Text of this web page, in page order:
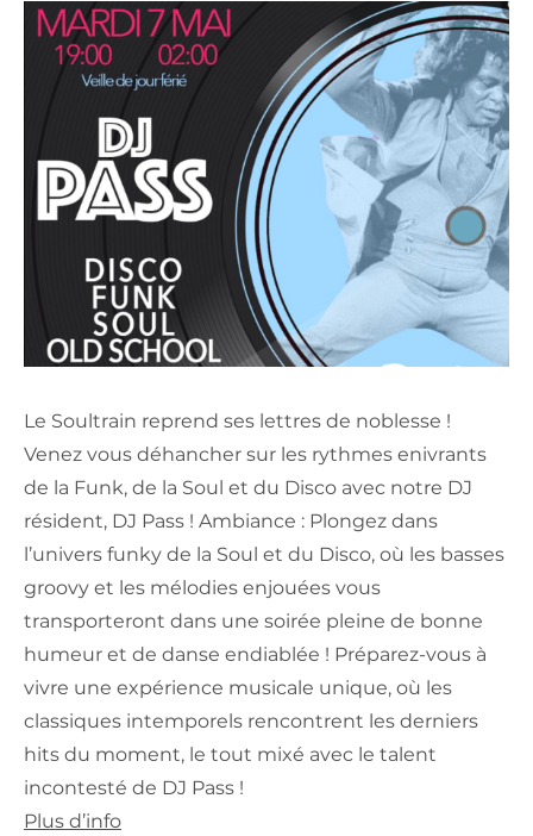
Le Soultrain reprend ses lettres de noblesse !
Venez vous déhancher sur les rythmes enivrants
de la Funk, de la Soul et du Disco avec notre DJ
résident, DJ Pass ! Ambiance : Plongez dans
l’univers funky de la Soul et du Disco, où les basses
groovy et les mélodies enjouées vous
transporteront dans une soirée pleine de bonne
humeur et de danse endiablée ! Préparez-vous à
vivre une expérience musicale unique, où les
classiques intemporels rencontrent les derniers
hits du moment, le tout mixé avec le talent
incontesté de DJ Pass !
Plus d’info